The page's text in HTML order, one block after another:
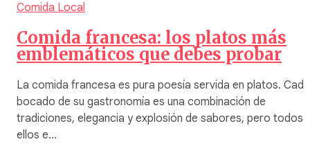
Comida Local
Comida francesa: los platos más
emblemáticos que debes probar
La comida francesa es pura poesía servida en platos. Cada
bocado de su gastronomía es una combinación de
tradiciones, elegancia y explosión de sabores, pero todos
ellos e…